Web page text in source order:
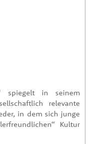
spiegelt in seinem
relevante
in dem sich junge
Kultur